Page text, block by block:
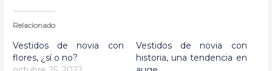
Relacionado
Vestidos de novia con
flores, ¿sí o no?
Vestidos de novia con
historia, una tendencia en